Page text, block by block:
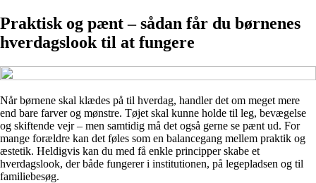
Praktisk og pænt – sådan får du børnenes
hverdagslook til at fungere
Når børnene skal klædes på til hverdag, handler det om meget mere
end bare farver og mønstre. Tøjet skal kunne holde til leg, bevægelse
og skiftende vejr – men samtidig må det også gerne se pænt ud. For
mange forældre kan det føles som en balancegang mellem praktik og
æstetik. Heldigvis kan du med få enkle principper skabe et
hverdagslook, der både fungerer i institutionen, på legepladsen og til
familiebesøg.